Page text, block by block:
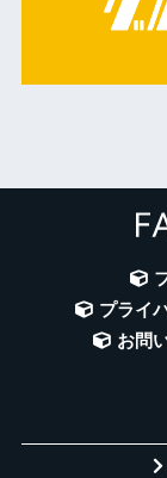
プライ
お問